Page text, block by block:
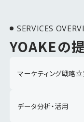
SERVICES
YOAKEの
マーケティング戦略
データ分析・活用